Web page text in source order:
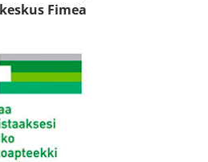
Fimea